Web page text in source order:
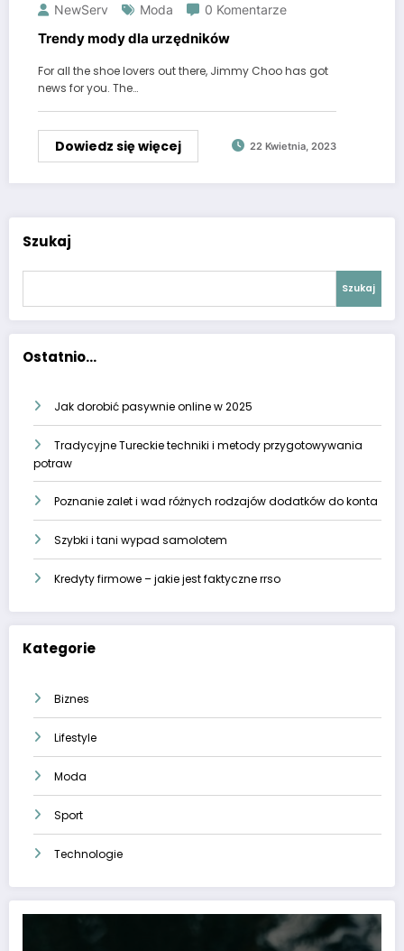
NewServ Moda 0 Komentarze
Trendy mody dla urzędników
For all the shoe lovers out there, Jimmy Choo has got
news for you. The…
Dowiedz się więcej 22 Kwietnia, 2023
Szukaj
Szukaj
Ostatnio...
Jak dorobić pasywnie online w 2025
Tradycyjne Tureckie techniki i metody przygotowywania
potraw
Poznanie zalet i wad różnych rodzajów dodatków do konta
Szybki i tani wypad samolotem
Kredyty firmowe – jakie jest faktyczne rrso
Kategorie
Biznes
Lifestyle
Moda
Sport
Technologie